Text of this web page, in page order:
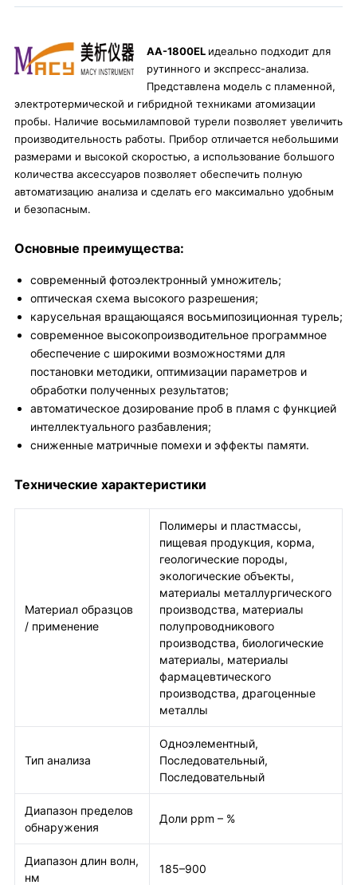
AA-1800EL идеально подходит для
рутинного и экспресс-анализа.
Представлена модель с пламенной,
электротермической и гибридной техниками атомизации
пробы. Наличие восьмиламповой турели позволяет увеличить
производительность работы. Прибор отличается небольшими
размерами и высокой скоростью, а использование большого
количества аксессуаров позволяет обеспечить полную
автоматизацию анализа и сделать его максимально удобным
и безопасным.
Основные преимущества:
современный фотоэлектронный умножитель;
оптическая схема высокого разрешения;
карусельная вращающаяся восьмипозиционная турель;
современное высокопроизводительное программное
обеспечение с широкими возможностями для
постановки методики, оптимизации параметров и
обработки полученных результатов;
автоматическое дозирование проб в пламя с функцией
интеллектуального разбавления;
сниженные матричные помехи и эффекты памяти.
Технические характеристики
Материал образцов
/ применение
Полимеры и пластмассы,
пищевая продукция, корма,
геологические породы,
экологические объекты,
материалы металлургического
производства, материалы
полупроводникового
производства, биологические
материалы, материалы
фармацевтического
производства, драгоценные
металлы
Тип анализа
Одноэлементный,
Последовательный,
Последовательный
Диапазон пределов
обнаружения
Доли ppm – %
Диапазон длин волн,
нм
185–900